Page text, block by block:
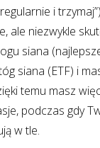
i
ale niezwykle
siana
siana (ETF) i
temu masz
podczas gdy
w tle.